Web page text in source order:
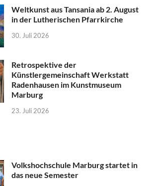
Weltkunst aus Tansania ab 2. August
in der Lutherischen Pfarrkirche
30. Juli 2026
Retrospektive der
Künstlergemeinschaft Werkstatt
Radenhausen im Kunstmuseum
Marburg
23. Juli 2026
Volkshochschule Marburg startet in
das neue Semester